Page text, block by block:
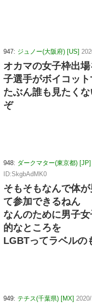
947: ジュノー(大阪府) [US]
オカマの女子枠出
子選手がボイコッ
たぶん誰も見たく
ぞ
948: ダークマター(東京都) [JP]
ID:SkgbAdMK0
そもそもなんで体
て参加できるねん
なんのために男子
的なところを
LGBTってラベルの
949: テチス(千葉県) [MX]